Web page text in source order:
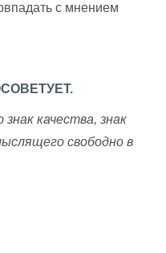
с мнением
качества, знак
свободно в